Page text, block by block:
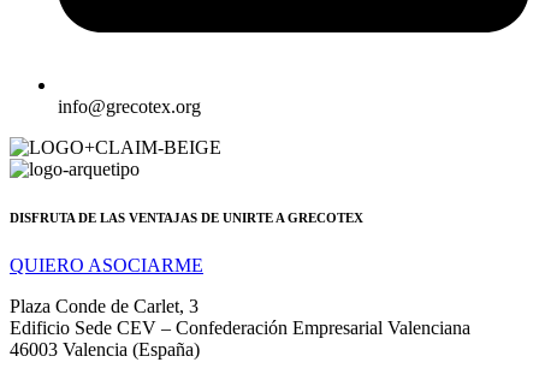
info@grecotex.org
DISFRUTA DE LAS VENTAJAS DE UNIRTE A GRECOTEX
QUIERO ASOCIARME
Plaza Conde de Carlet, 3
Edificio Sede CEV – Confederación Empresarial Valenciana
46003 Valencia (España)